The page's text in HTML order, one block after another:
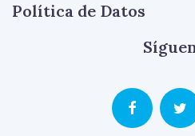
Política de Datos